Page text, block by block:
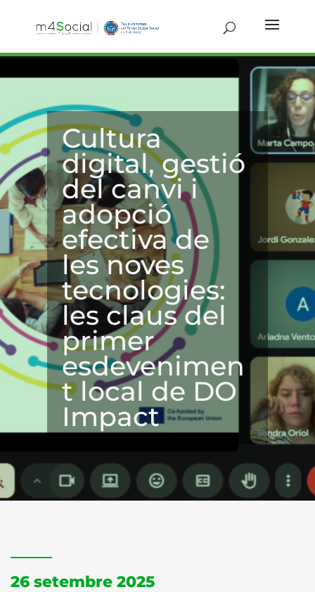
Cultura
digital, gestió
del canvi i
adopció
efectiva de
les noves
tecnologies:
les claus del
primer
esdevenimen
t local de DO
Impact
26 setembre 2025